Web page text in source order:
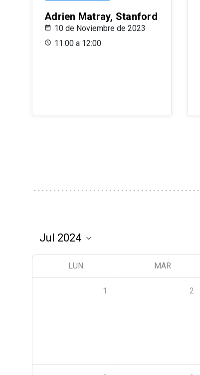
Adrien Matray, Stanford
10 de Noviembre de 2023
11:00 a 12:00
LUN MAR
1 2